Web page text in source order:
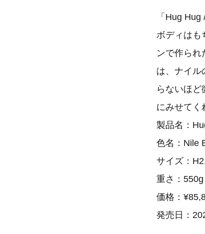
「Hug Hug
ボディはも
ンで作られ
は、ナイル
らないほ
にみせてく
製品名：
色名：Nile
サイズ：
重さ：550g
価格：
発売日：